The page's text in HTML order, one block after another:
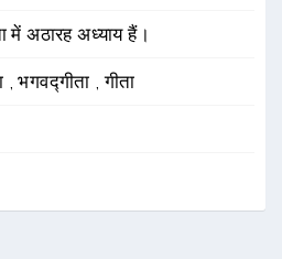
में अठारह अध्याय हैं।
,भगवद्गीता ,गीता